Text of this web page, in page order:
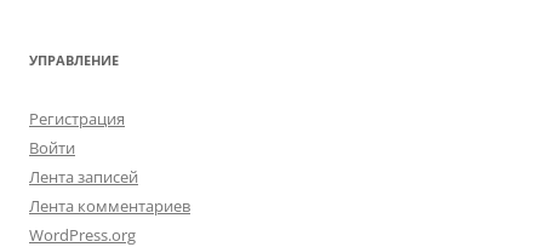
УПРАВЛЕНИЕ
Регистрация
Войти
Лента записей
Лента комментариев
WordPress.org